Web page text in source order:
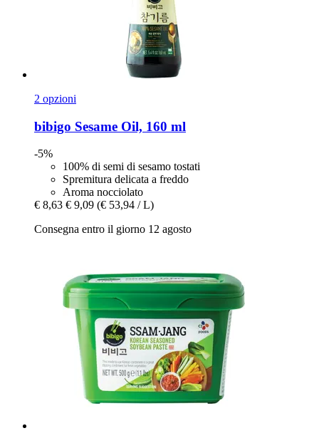
2 opzioni
bibigo Sesame Oil, 160 ml
-5%
100% di semi di sesamo tostati
Spremitura delicata a freddo
Aroma nocciolato
€ 8,63 € 9,09 (€ 53,94 / L)
Consegna entro il giorno 12 agosto